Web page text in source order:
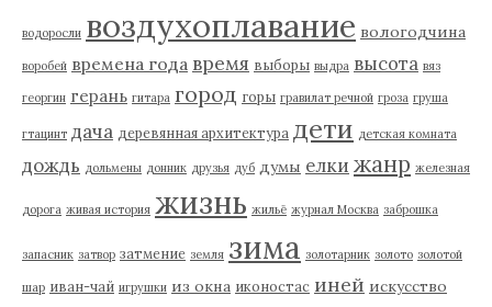
водоросли воздухоплавание вологодчина
воробей времена года время выборы выдра высота вяз
георгин герань гитара город горы гравилат речной гроза груша
гтацинт дача деревянная архитектура дети детская комната
дождь дольмены донник друзья дуб думы елки жанр железная
дорога живая история жизнь жильё журнал Москва заброшка
запасник затвор затмение земля зима золотарник золото золотой
шар иван-чай игрушки из окна иконостас иней искусство